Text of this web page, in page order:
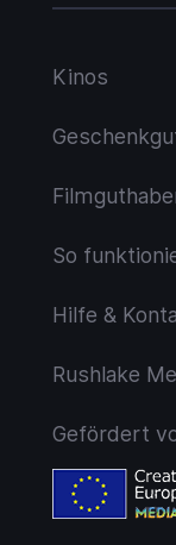
Kinos
So
Hilfe &
Rushlake
Gefördert